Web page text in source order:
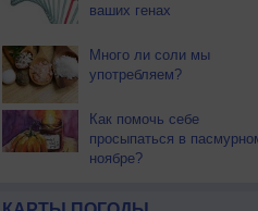
ваших генах
Много ли соли мы
употребляем?
Как помочь себе
просыпаться в
ноябре?